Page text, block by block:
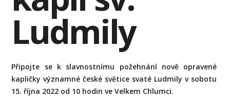
Ludmily
Připojte se k slavnostnímu požehnání nově opravené
kapličky významné české světice svaté Ludmily v sobotu
15. října 2022 od 10 hodin ve Velkem Chlumci.